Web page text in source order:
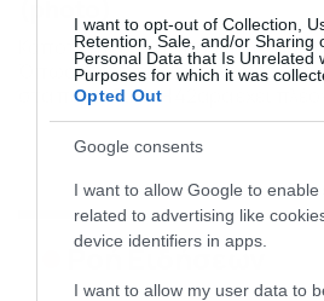
I want to opt-out of Collection,
Retention, Sale, and/or Sharing
Personal Data that Is Unrelated
Purposes for which it was
Opted Out
Google consents
I want to allow Google to enable
related to advertising like
device identifiers in apps.
I want to allow my user data to
Κάποτε ήταν ένα από τα πιο
Όπως θα δείτε η Κέιτ Μοςς δν
στα περιοδικά. Η 42αρα έχει
φαίνεται. Το σώμα της δεν
τη γαζέλα που ήταν. Το μοντέλο
PHOTO GALLERY 1/2 ‹›
Ροή Ειδήσεων